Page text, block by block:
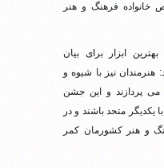
خانواده فرهنگ و هنر
ابزار برای بیان
نیز با شیوه و
می پردازند و این جشن
یکدیگر متحد باشند و در
و هنر کشورمان کمر